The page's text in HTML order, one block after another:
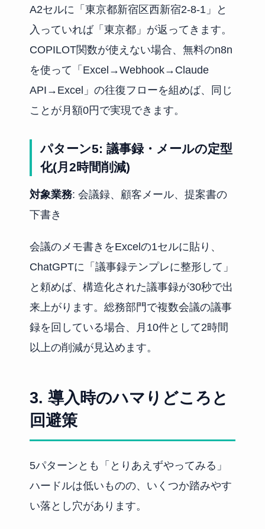
A2セルに「東京都新宿区西新宿2-8-1」と
入っていれば「東京都」が返ってきます。
COPILOT関数が使えない場合、無料のn8n
を使って「Excel→Webhook→Claude
API→Excel」の往復フローを組めば、同じ
ことが月額0円で実現できます。
パターン5: 議事録・メールの定型
化(月2時間削減)
対象業務: 会議録、顧客メール、提案書の
下書き
会議のメモ書きをExcelの1セルに貼り、
ChatGPTに「議事録テンプレに整形して」
と頼めば、構造化された議事録が30秒で出
来上がります。総務部門で複数会議の議事
録を回している場合、月10件として2時間
以上の削減が見込めます。
3. 導入時のハマりどころと
回避策
5パターンとも「とりあえずやってみる」
ハードルは低いものの、いくつか踏みやす
い落とし穴があります。